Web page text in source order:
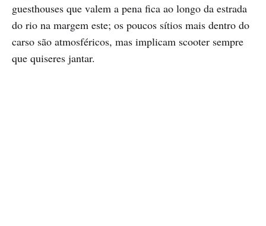
guesthouses que valem a pena fica ao longo da estrada
do rio na margem este; os poucos sítios mais dentro do
carso são atmosféricos, mas implicam scooter sempre
que quiseres jantar.